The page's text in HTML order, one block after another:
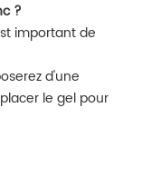
?
important de
d'une
le gel pour